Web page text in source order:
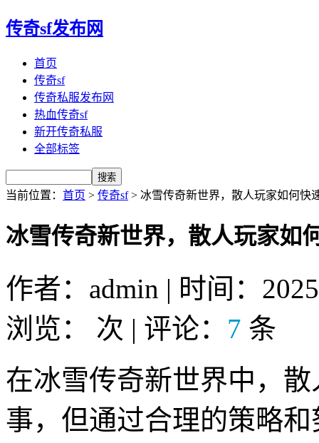
传奇sf发布网
首页
传奇sf
传奇私服发布网
热血传奇sf
新开传奇私服
全部标签
当前位置： 首页 > 传奇sf> 冰雪传奇新世界，散人玩家如何快
冰雪传奇新世界，散人玩家如
作者：admin | 时间：
浏览：
次 | 评论： 7 条
在冰雪传奇新世界中，
事，但通过合理的策略